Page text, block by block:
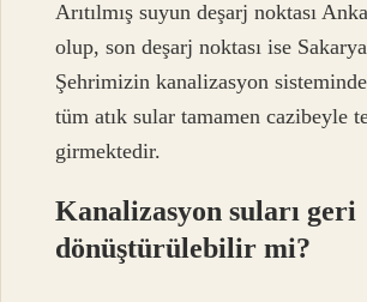
Arıtılmış suyun deşarj noktası
olup, son deşarj noktası ise
Şehrimizin kanalizasyon
tüm atık sular tamamen cazibeyle
girmektedir.
Kanalizasyon suları geri
dönüştürülebilir mi?